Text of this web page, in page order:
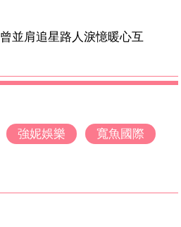
並肩追星路人淚憶暖心互
強妮娛樂 寬魚國際